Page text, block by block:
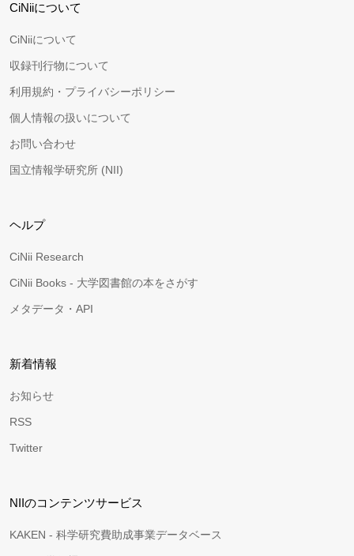
CiNiiについて
CiNiiについて
収録刊行物について
利用規約・プライバシーポリシー
個人情報の扱いについて
お問い合わせ
国立情報学研究所 (NII)
ヘルプ
CiNii Research
CiNii Books - 大学図書館の本をさがす
メタデータ・API
新着情報
お知らせ
RSS
Twitter
NIIのコンテンツサービス
KAKEN - 科学研究費助成事業データベース